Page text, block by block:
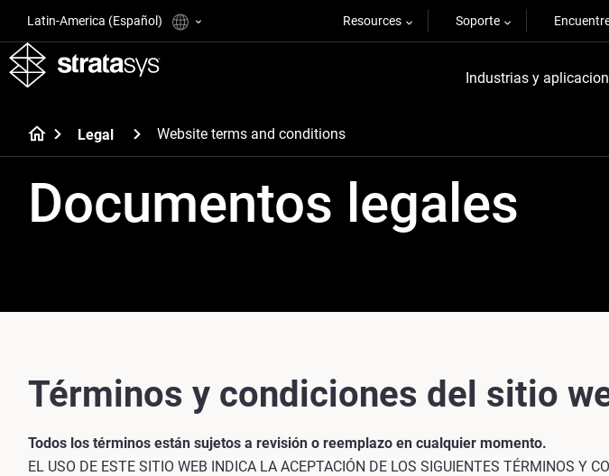
Latin-America (Español) Resources Soporte
Industrias y
Legal Website terms and conditions
Documentos legales
Términos y condiciones del sitio
Todos los términos están sujetos a revisión o reemplazo en cualquier momento.
EL USO DE ESTE SITIO WEB INDICA LA ACEPTACIÓN DE LOS SIGUIENTES TÉRMINOS Y